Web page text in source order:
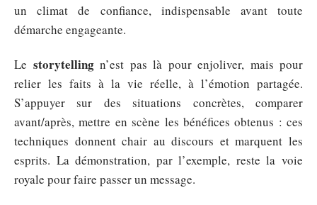
un climat de confiance, indispensable avant toute
démarche engageante.
Le storytellingn’est pas là pour enjoliver, mais pour
relier les faits à la vie réelle, à l’émotion partagée.
S’appuyer sur des situations concrètes, comparer
avant/après, mettre en scène les bénéfices obtenus : ces
techniques donnent chair au discours et marquent les
esprits. La démonstration, par l’exemple, reste la voie
royale pour faire passer un message.